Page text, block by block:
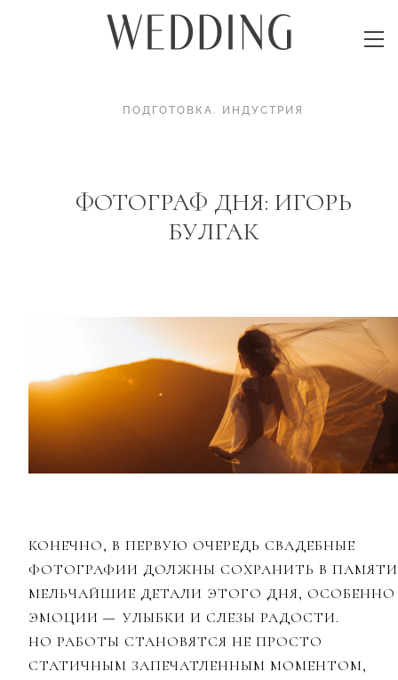
ПОДГОТОВКА. ИНДУСТРИЯ
ФОТОГРАФ ДНЯ: ИГОРЬ
БУЛГАК
КОНЕЧНО, В ПЕРВУЮ ОЧЕРЕДЬ СВАДЕБНЫЕ
ФОТОГРАФИИ ДОЛЖНЫ СОХРАНИТЬ В ПАМЯТИ
МЕЛЬЧАЙШИЕ ДЕТАЛИ ЭТОГО ДНЯ, ОСОБЕННО
ЭМОЦИИ — УЛЫБКИ И СЛЕЗЫ РАДОСТИ.
НО РАБОТЫ СТАНОВЯТСЯ НЕ ПРОСТО
СТАТИЧНЫМ ЗАПЕЧАТЛЕННЫМ МОМЕНТОМ,